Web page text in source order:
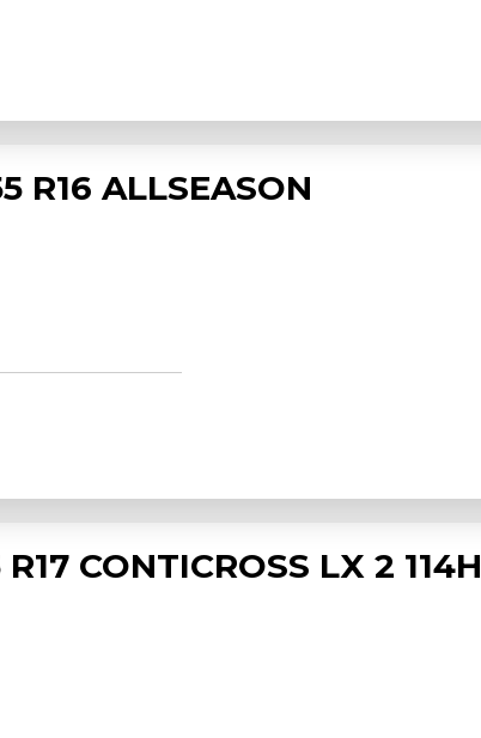
R16 ALLSEASON
CONTICROSS LX 2 114H